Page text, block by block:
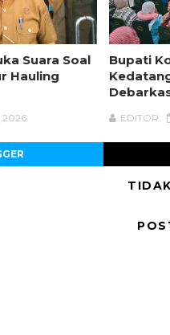
Suara Soal
Hauling
2026
Bupati
EDITOR